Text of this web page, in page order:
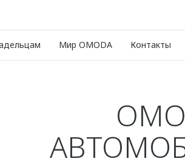
Мир OMODA Контакты